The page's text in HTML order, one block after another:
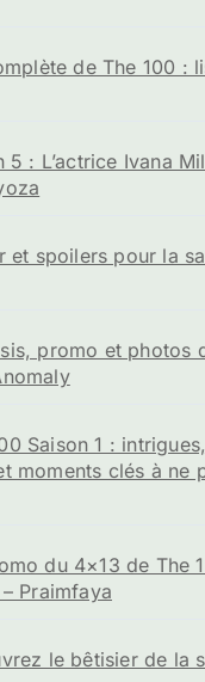
de The 100 :
5 : L’actrice Ivana
et spoilers pour la
promo et photos
Saison 1 : intrigues,
moments clés à ne
du 4×13 de The
Praimfaya
le bêtisier de la